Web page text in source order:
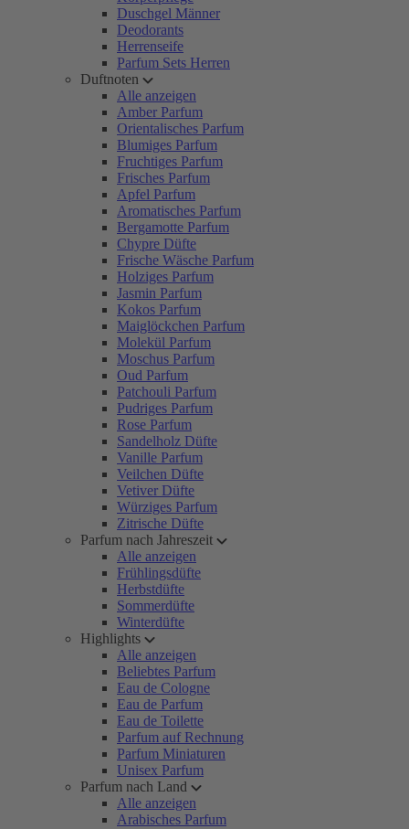
Duschgel Männer
Deodorants
Herrenseife
Parfum Sets Herren
Duftnoten
Alle anzeigen
Amber Parfum
Orientalisches Parfum
Blumiges Parfum
Fruchtiges Parfum
Frisches Parfum
Apfel Parfum
Aromatisches Parfum
Bergamotte Parfum
Chypre Düfte
Frische Wäsche Parfum
Holziges Parfum
Jasmin Parfum
Kokos Parfum
Maiglöckchen Parfum
Molekül Parfum
Moschus Parfum
Oud Parfum
Patchouli Parfum
Pudriges Parfum
Rose Parfum
Sandelholz Düfte
Vanille Parfum
Veilchen Düfte
Vetiver Düfte
Würziges Parfum
Zitrische Düfte
Parfum nach Jahreszeit
Alle anzeigen
Frühlingsdüfte
Herbstdüfte
Sommerdüfte
Winterdüfte
Highlights
Alle anzeigen
Beliebtes Parfum
Eau de Cologne
Eau de Parfum
Eau de Toilette
Parfum auf Rechnung
Parfum Miniaturen
Unisex Parfum
Parfum nach Land
Alle anzeigen
Arabisches Parfum